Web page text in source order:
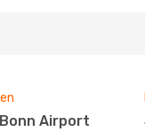
Bonn Airport